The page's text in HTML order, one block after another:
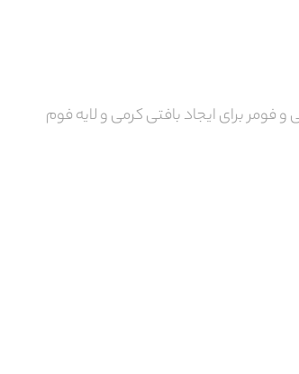
فومر برای ایجاد بافتی کرمی و لایه فوم